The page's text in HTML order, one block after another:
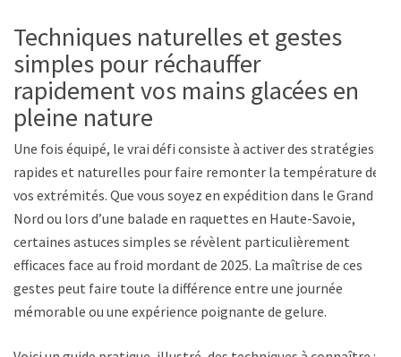
Techniques naturelles et gestes
simples pour réchauffer
rapidement vos mains glacées en
pleine nature
Une fois équipé, le vrai défi consiste à activer des stratégies
rapides et naturelles pour faire remonter la température de
vos extrémités. Que vous soyez en expédition dans le Grand
Nord ou lors d’une balade en raquettes en Haute-Savoie,
certaines astuces simples se révèlent particulièrement
efficaces face au froid mordant de 2025. La maîtrise de ces
gestes peut faire toute la différence entre une journée
mémorable ou une expérience poignante de gelure.